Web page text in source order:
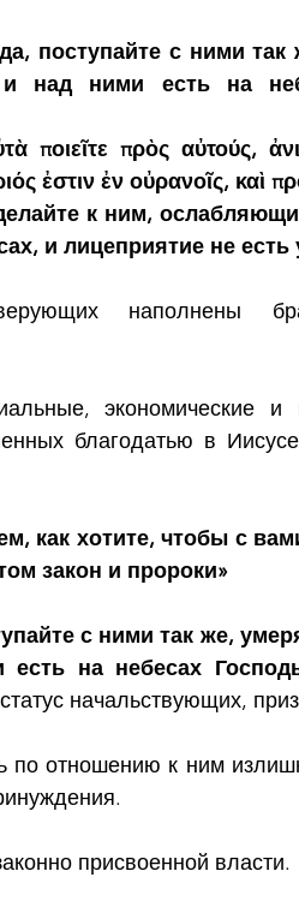
поступайте с ними так
над ними есть на
ποιεῖτε πρὸς αὐτούς,
ἐστιν ἐν οὐρανοῖς, καὶ
к ним,
и лицеприятие не есть
наполнены
экономические
благодатью в
как хотите, чтобы с
закон и пророки»
с ними так же,
начальствующих,
по отношению к ним
присвоенной власти.